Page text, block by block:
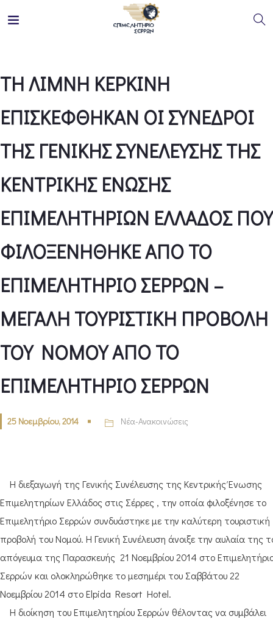
ΤΗ ΛΙΜΝΗ ΚΕΡΚΙΝΗ
ΕΠΙΣΚΕΦΘΗΚΑΝ ΟΙ ΣΥΝΕΔΡΟΙ
ΤΗΣ ΓΕΝΙΚΗΣ ΣΥΝΕΛΕΥΣΗΣ ΤΗΣ
ΚΕΝΤΡΙΚΗΣ ΕΝΩΣΗΣ
ΕΠΙΜΕΛΗΤΗΡΙΩΝ ΕΛΛΑΔΟΣ ΠΟΥ
ΦΙΛΟΞΕΝΗΘΗΚΕ ΑΠΟ ΤΟ
ΕΠΙΜΕΛΗΤΗΡΙΟ ΣΕΡΡΩΝ –
ΜΕΓΑΛΗ ΤΟΥΡΙΣΤΙΚΗ ΠΡΟΒΟΛΗ
TOY NOMOY ΑΠΟ ΤΟ
ΕΠΙΜΕΛΗΤΗΡΙΟ ΣΕΡΡΩΝ
25 Νοεμβρίου, 2014 Νέα-Ανακοινώσεις
Η διεξαγωγή της Γενικής Συνέλευσης της Κεντρικής Ένωσης
Επιμελητηρίων Ελλάδος στις Σέρρες , την οποία φιλοξένησε το
Επιμελητήριο Σερρών συνδυάστηκε με την καλύτερη τουριστική
προβολή του Νομού. Η Γενική Συνέλευση άνοιξε την αυλαία της
απόγευμα της Παρασκευής 21 Νοεμβρίου 2014 στο
Σερρών και ολοκληρώθηκε το μεσημέρι του Σαββάτου 22
Νοεμβρίου 2014 στο Elpida Resort Hotel.
Η διοίκηση του Επιμελητηρίου Σερρών θέλοντας να συμβάλει